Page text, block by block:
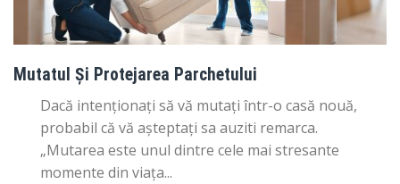
Mutatul Și Protejarea Parchetului
Dacă intenționați să vă mutați într-o casă nouă,
probabil că vă așteptați sa auziti remarca.
„Mutarea este unul dintre cele mai stresante
momente din viața...